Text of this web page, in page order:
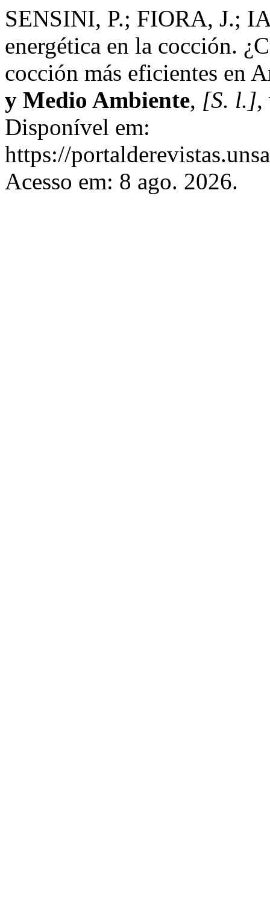
SENSINI, P.; FIORA, J.;
energética en la cocción.
cocción más eficientes en
y Medio Ambiente, [S. l.],
Disponível em:
https://
Acesso em: 8 ago. 2026.